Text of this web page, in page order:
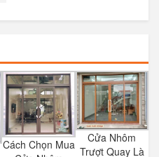
Cách Chọn Mua
Cửa Nhôm
Trượt Quay Là